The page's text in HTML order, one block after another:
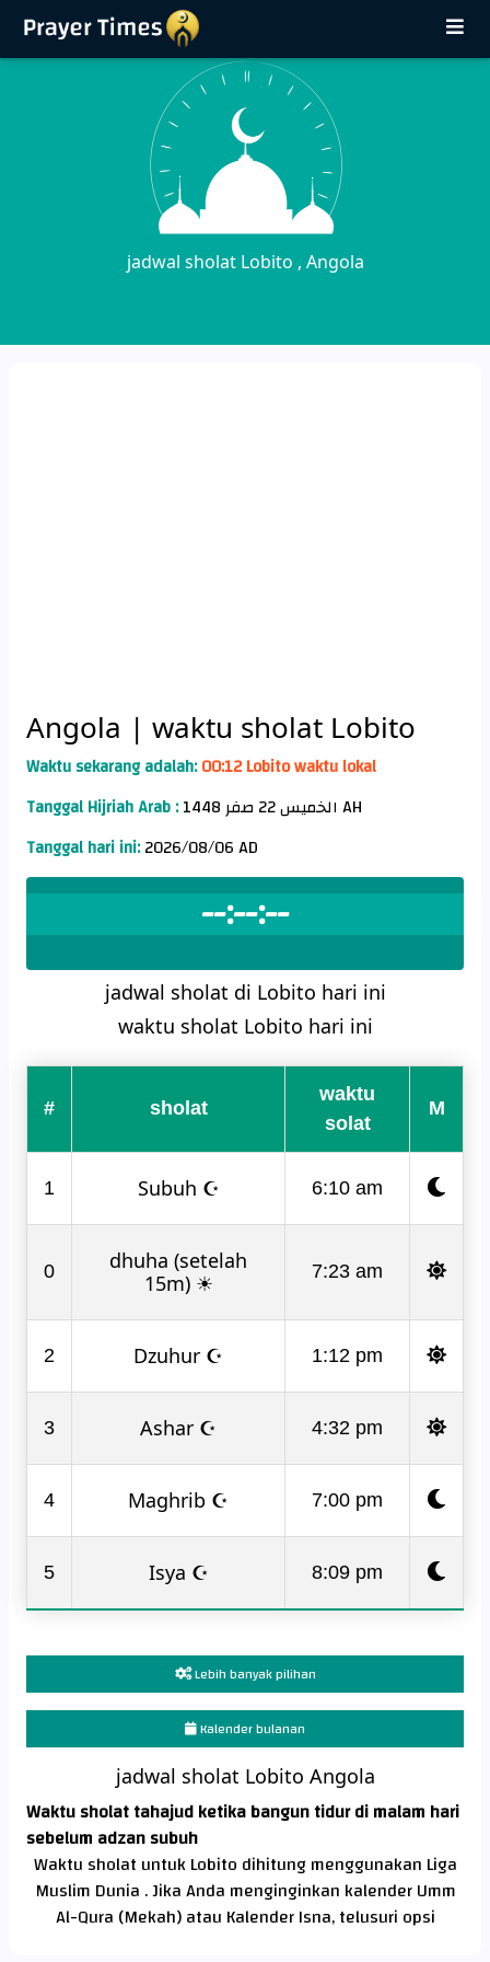
jadwal sholat Lobito , Angola
Angola | waktu sholat Lobito
Waktu sekarang adalah:00:12 Lobito waktu lokal
Tanggal Hijriah Arab :
الخميس 22 صفر 1448 AH
Tanggal hari ini:2026/08/06 AD
--:--:--
jadwal sholat di Lobito hari ini
waktu sholat Lobito hari ini
# sholat
waktu
solat
M
1 Subuh ☪ 6:10 am
0
dhuha (setelah
15m) ☀
7:23 am
2 Dzuhur ☪ 1:12 pm
3 Ashar ☪ 4:32 pm
4 Maghrib ☪ 7:00 pm
5 Isya ☪ 8:09 pm
Lebih banyak pilihan
Kalender bulanan
jadwal sholat Lobito Angola
Waktu sholat tahajud ketika bangun tidur di malam hari
sebelum adzan subuh
Waktu sholat untuk Lobito dihitung menggunakan Liga
Muslim Dunia . Jika Anda menginginkan kalender Umm
Al-Qura (Mekah) atau Kalender Isna, telusuri opsi